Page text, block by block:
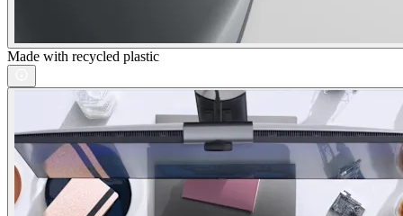
Made with recycled plastic